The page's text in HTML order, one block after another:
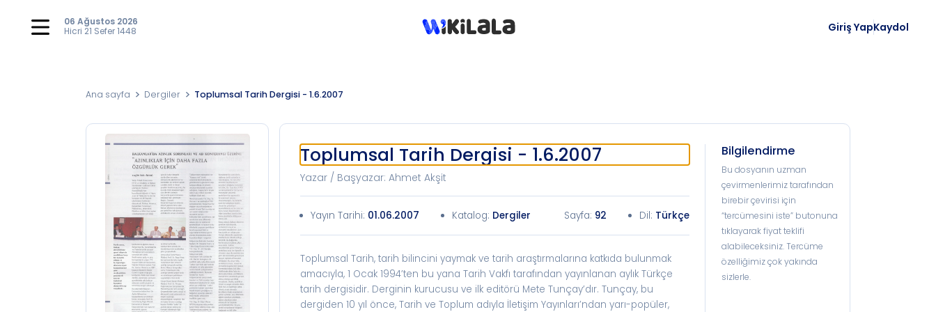
06 Ağustos 2026
Hicri 21 Sefer 1448 Giriş YapKaydol
Ana sayfa Dergiler Toplumsal Tarih Dergisi - 1.6.2007
Toplumsal Tarih Dergisi - 1.6.2007
Yazar / Başyazar: Ahmet Akşit
Yayın Tarihi: 01.06.2007 Katalog: Dergiler Sayfa: 92 Dil: Türkçe
Toplumsal Tarih, tarih bilincini yaymak ve tarih araştırmalarına katkıda bulunmak
amacıyla, 1 Ocak 1994’ten bu yana Tarih Vakfı tarafından yayınlanan aylık Türkçe
tarih dergisidir. Derginin kurucusu ve ilk editörü Mete Tunçay’dır. Tunçay, bu
dergiden 10 yıl önce, Tarih ve Toplum adıyla İletişim Yayınları’ndan yarı-popüler,
Bilgilendirme
Bu dosyanın uzman
çevirmenlerimiz tarafından
birebir çevirisi için
“tercümesini iste” butonuna
tıklayarak fiyat teklifi
alabileceksiniz. Tercüme
özelliğimiz çok yakında
sizlerle.